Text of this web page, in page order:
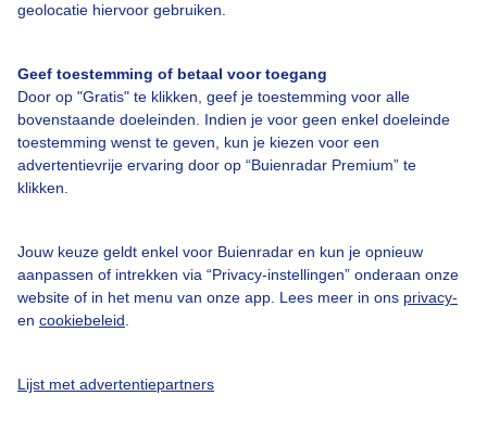
geolocatie hiervoor gebruiken.
Geef toestemming of betaal voor toegang
Door op "Gratis" te klikken, geef je toestemming voor alle
bovenstaande doeleinden. Indien je voor geen enkel doeleinde
toestemming wenst te geven, kun je kiezen voor een
advertentievrije ervaring door op “Buienradar Premium” te
klikken.
Jouw keuze geldt enkel voor Buienradar en kun je opnieuw
aanpassen of intrekken via “Privacy-instellingen” onderaan onze
website of in het menu van onze app. Lees meer in ons privacy-
en cookiebeleid
Lijst met advertentiepartners
Veelgestelde vragen
Contact
Toegankelijkheid
Gebruikersvoorwaarden
Buienradar Team
Privacy beleid
Privacy instellingen